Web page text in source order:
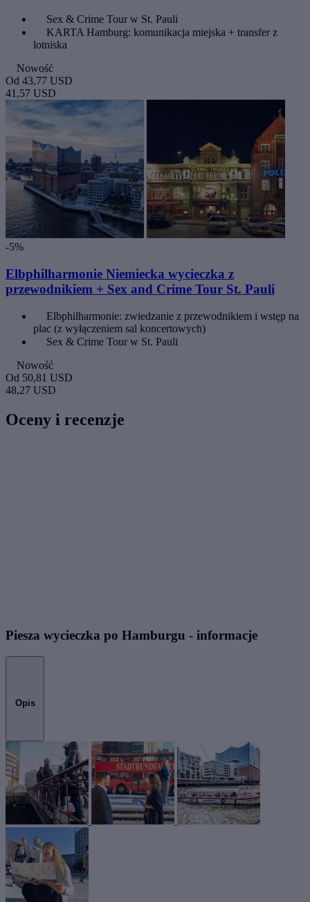
Sex & Crime Tour w St. Pauli
KARTA Hamburg: komunikacja miejska + transfer z
lotniska
Nowość
Od 43,77 USD
41,57 USD
-5%
Elbphilharmonie Niemiecka wycieczka z
przewodnikiem + Sex and Crime Tour St. Pauli
Elbphilharmonie: zwiedzanie z przewodnikiem i wstęp na
plac (z wyłączeniem sal koncertowych)
Sex & Crime Tour w St. Pauli
Nowość
Od 50,81 USD
48,27 USD
Oceny i recenzje
Piesza wycieczka po Hamburgu - informacje
Opis